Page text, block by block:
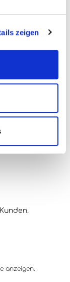
zeigen
anzeigen.